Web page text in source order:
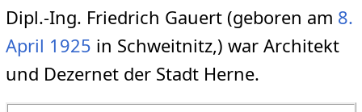
Dipl.-Ing. Friedrich Gauert (geboren am 8.
April 1925 in Schweitnitz,) war Architekt
und Dezernet der Stadt Herne.